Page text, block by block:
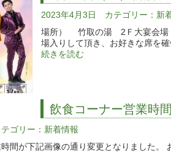
2023年4月3日 カテゴリー： 新
場所） 竹取の湯 2Ｆ大宴会場
場入りして頂き、お好きな席を
続きを読む
飲食コーナー営業時
ゴリー： 新着情報
間が下記画像の通り変更となりました。